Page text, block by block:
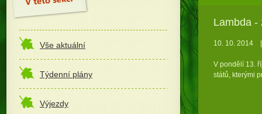
Vše aktuální
Týdenní plány
Výjezdy
Lambda -
10. 10. 2014
V pondělí 13.
států, kterými